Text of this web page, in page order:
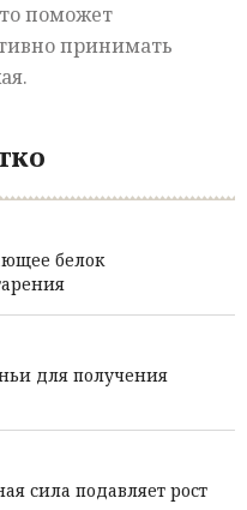
поможет
принимать
белок
для получения
сила подавляет рост